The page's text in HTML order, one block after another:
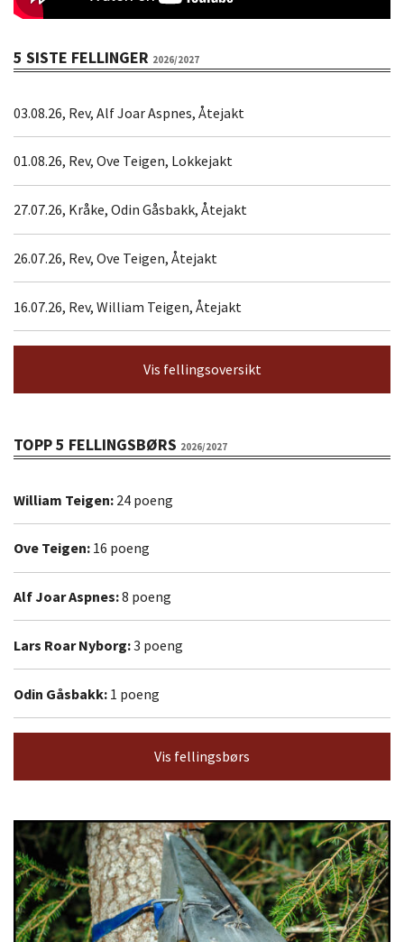
5 SISTE FELLINGER 2026/2027
03.08.26, Rev, Alf Joar Aspnes, Åtejakt
01.08.26, Rev, Ove Teigen, Lokkejakt
27.07.26, Kråke, Odin Gåsbakk, Åtejakt
26.07.26, Rev, Ove Teigen, Åtejakt
16.07.26, Rev, William Teigen, Åtejakt
Vis fellingsoversikt
TOPP 5 FELLINGSBØRS 2026/2027
William Teigen: 24 poeng
Ove Teigen: 16 poeng
Alf Joar Aspnes:8 poeng
Lars Roar Nyborg:3 poeng
Odin Gåsbakk: 1 poeng
Vis fellingsbørs